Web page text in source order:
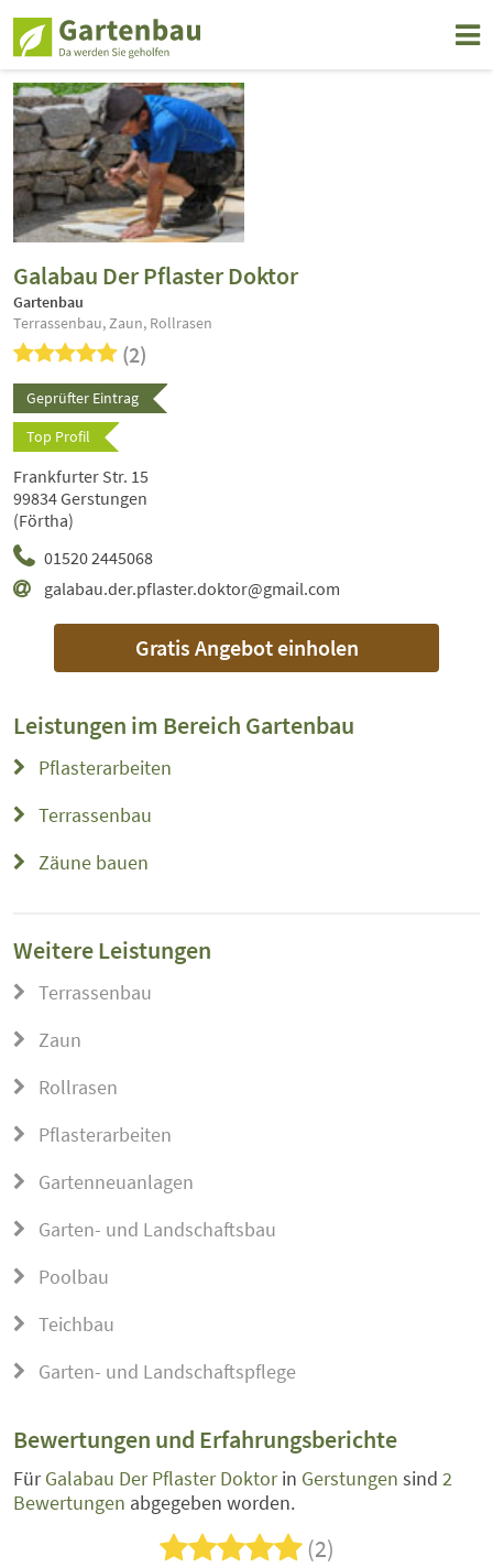
Galabau Der Pflaster Doktor
Gartenbau
Terrassenbau, Zaun, Rollrasen
(2)
Geprüfter Eintrag
Top Profil
01520 2445068
galabau.der.pflaster.doktor@gmail.com
Frankfurter Str. 15
99834 Gerstungen
(Förtha)
Gratis Angebot einholen
Leistungen im Bereich Gartenbau
Pflasterarbeiten
Terrassenbau
Zäune bauen
Weitere Leistungen
Terrassenbau
Zaun
Rollrasen
Pflasterarbeiten
Gartenneuanlagen
Garten- und Landschaftsbau
Poolbau
Teichbau
Garten- und Landschaftspflege
Bewertungen und Erfahrungsberichte
FürGalabau Der Pflaster Doktorin Gerstungen sind 2
Bewertungen abgegeben worden.
(2)